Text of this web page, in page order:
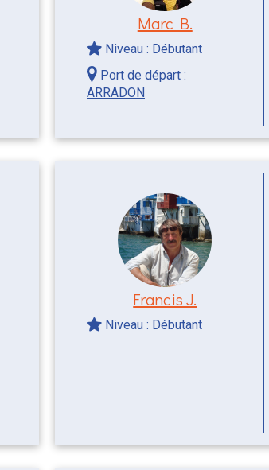
Marc B.
Niveau : Débutant
Port de départ :
ARRADON
Francis J.
Niveau : Débutant